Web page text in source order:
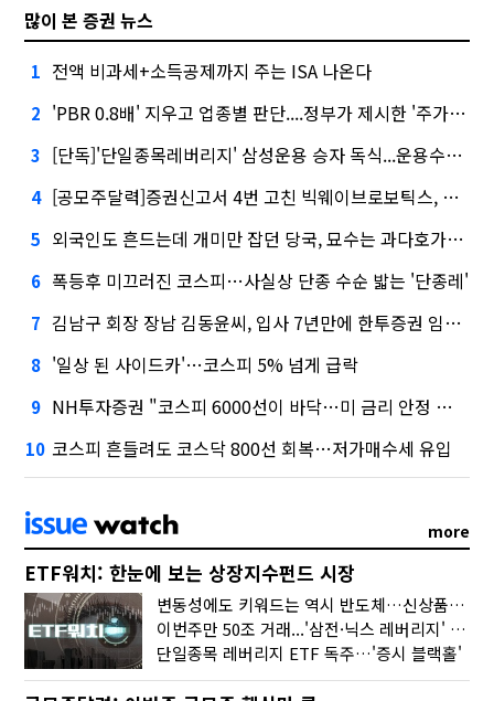
많이 본 증권 뉴스
1 전액 비과세+소득공제까지 주는 ISA 나온다
2 'PBR 0.8배' 지우고 업종별 판단....정부가 제시한 '주가 누르기' 방지법
3 [단독]'단일종목레버리지' 삼성운용 승자 독식...운용수익 미래에셋의 6배
4 [공모주달력]증권신고서 4번 고친 빅웨이브로보틱스, 수요예측
5 외국인도 흔드는데 개미만 잡던 당국, 묘수는 과다호가부담금?
6 폭등후 미끄러진 코스피…사실상 단종 수순 밟는 '단종레'
7 김남구 회장 장남 김동윤씨, 입사 7년만에 한투증권 임원 승진
8 '일상 된 사이드카'…코스피 5% 넘게 급락
9 NH투자증권 "코스피 6000선이 바닥…미 금리 안정 후 추가 회복"
10 코스피 흔들려도 코스닥 800선 회복…저가매수세 유입
more
ETF워치: 한눈에 보는 상장지수펀드 시장
변동성에도 키워드는 역시 반도체…신상품은 우주·방산
이번주만 50조 거래...'삼전·닉스 레버리지' 수익률은 -30%
단일종목 레버리지 ETF 독주…'증시 블랙홀'